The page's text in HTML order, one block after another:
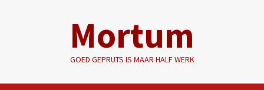
Mortum
GOED GEPRUTS IS MAAR HALF WERK